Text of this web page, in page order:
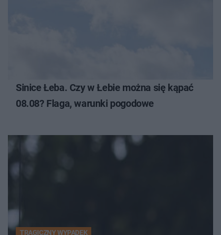
Sinice Łeba. Czy w Łebie można się kąpać
08.08? Flaga, warunki pogodowe
TRAGICZNY WYPADEK